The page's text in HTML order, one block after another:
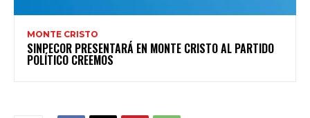
MONTE CRISTO
SINPECOR PRESENTARÁ EN MONTE CRISTO AL PARTIDO
POLÍTICO CREEMOS